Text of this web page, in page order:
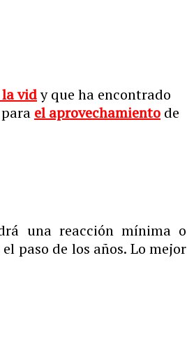
la vidy que ha encontrado
el aprovechamiento de
una reacción mínima o
paso de los años. Lo mejor